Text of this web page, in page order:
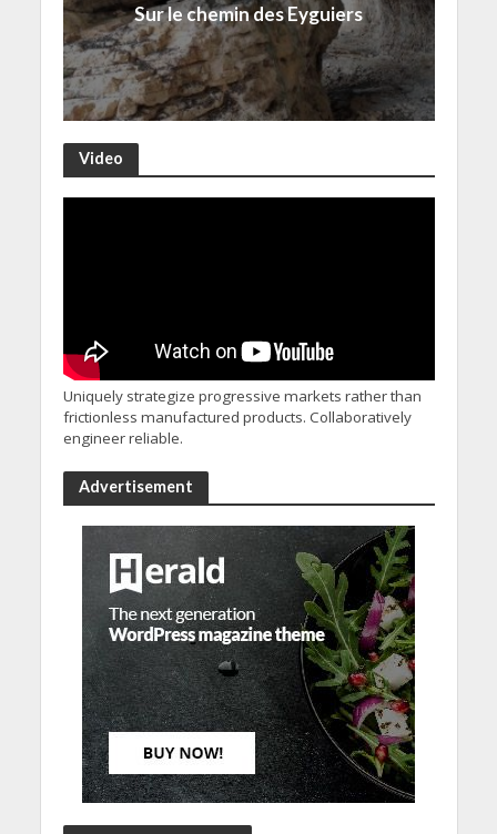
Sur le chemin des Eyguiers
Video
Uniquely strategize progressive markets rather than
frictionless manufactured products. Collaboratively
engineer reliable.
Advertisement